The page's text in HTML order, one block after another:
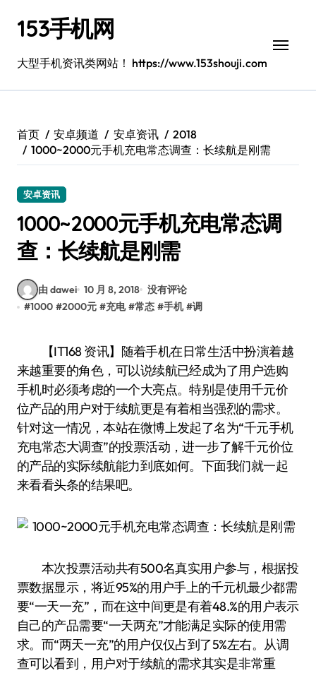
153手机网
大型手机资讯类网站！ https://www.153shouji.com
首页 安卓频道 安卓资讯
2018
1000~2000元手机充电常态调查：长续航是刚需
安卓资讯
1000~2000元手机充电常态调
查：长续航是刚需
由 dawei 10 月 8, 2018 没有评论
#1000 #2000元 #充电 #常态 #手机 #调
【IT168 资讯】随着手机在日常生活中扮演着越
来越重要的角色，可以说续航已经成为了用户选购
手机时必须考虑的一个大亮点。特别是使用千元价
位产品的用户对于续航更是有着相当强烈的需求。
针对这一情况，本站在微博上发起了名为“千元手机
充电常态大调查”的投票活动，进一步了解千元价位
的产品的实际续航能力到底如何。下面我们就一起
来看看头条的结果吧。
本次投票活动共有500名真实用户参与，根据投
票数据显示，将近95%的用户手上的千元机最少都需
要“一天一充”，而在这中间更是有着48.%的用户表示
自己的产品需要“一天两充”才能满足实际的使用需
求。而“两天一充”的用户仅仅占到了5%左右。从调
查可以看到，用户对于续航的需求其实是非常重